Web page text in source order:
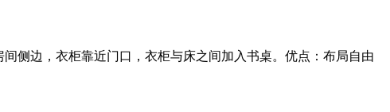
侧边，衣柜靠近门口，衣柜与床之间加入书桌。优点：布局自由